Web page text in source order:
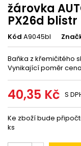
žárovka
PX26d blistr
Kód A9045bl
Baňka z křemičitého
Vynikající poměr
40,35 Kč S
Ke zboží bude
ks